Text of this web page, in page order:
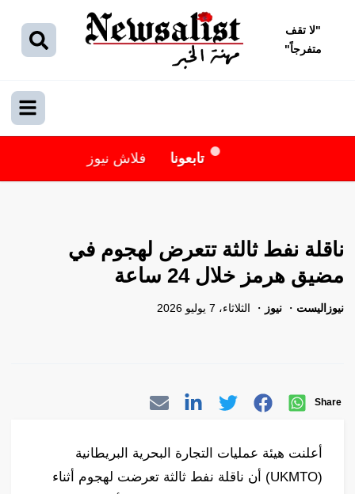
"لا تقف
متفرجاً"
تابعونا فلاش نيوز
ناقلة نفط ثالثة تتعرض لهجوم في
مضيق هرمز خلال 24 ساعة
نيوزاليست نيوز الثلاثاء، 7 يوليو 2026
Share
أعلنت هيئة عمليات التجارة البحرية البريطانية
(UKMTO) أن ناقلة نفط ثالثة تعرضت لهجوم أثناء